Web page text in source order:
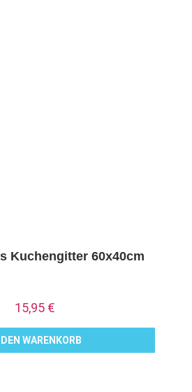
Kuchengitter 60x40cm
15,95 €
DEN WARENKORB